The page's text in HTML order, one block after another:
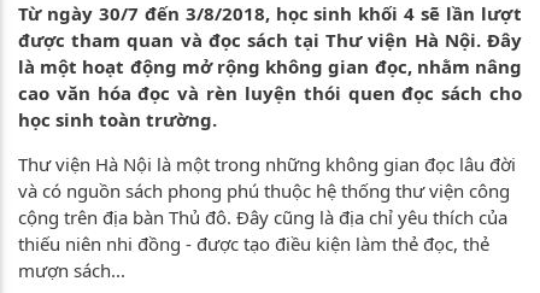
Từ ngày 30/7 đến 3/8/2018, học sinh khối 4 sẽ lần lượt
được tham quan và đọc sách tại Thư viện Hà Nội. Đây
là một hoạt động mở rộng không gian đọc, nhằm nâng
cao văn hóa đọc và rèn luyện thói quen đọc sách cho
học sinh toàn trường.
Thư viện Hà Nội là một trong những không gian đọc lâu đời
và có nguồn sách phong phú thuộc hệ thống thư viện công
cộng trên địa bàn Thủ đô. Đây cũng là địa chỉ yêu thích của
thiếu niên nhi đồng - được tạo điều kiện làm thẻ đọc, thẻ
mượn sách...